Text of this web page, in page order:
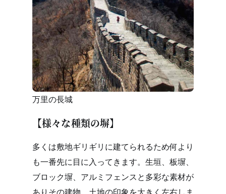
万里の長城
【様々な種類の塀】
多くは敷地ギリギリに建てられるため何より
も一番先に目に入ってきます。生垣、板塀、
ブロック塀、アルミフェンスと多彩な素材が
ありその建物、土地の印象を大きく左右しま